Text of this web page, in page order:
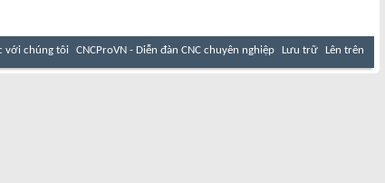
với chúng tôi CNCProVN - Diễn đàn CNC chuyên nghiệp Lưu trữ Lên trên